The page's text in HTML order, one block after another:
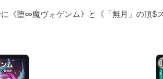
《堕∞魔ヴォゲンム》と《「無月」の頂$